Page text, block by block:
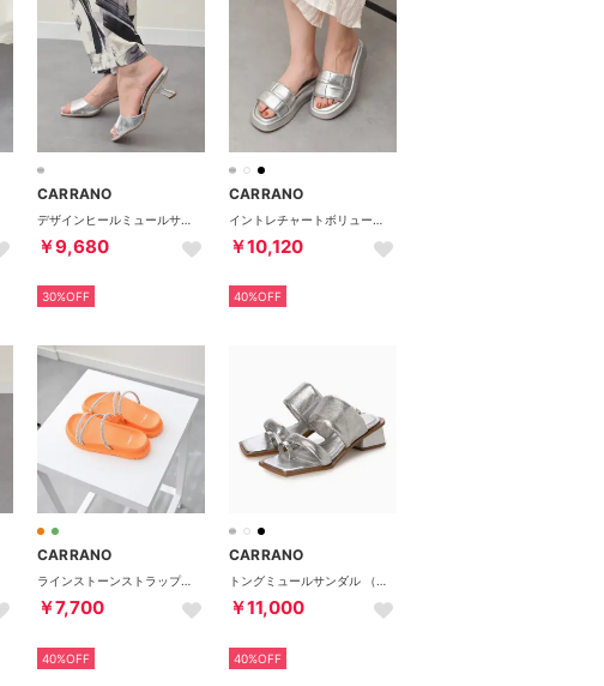
CARRANO
￥9,680
30%OFF
CARRANO
￥10,120
40%OFF
CARRANO
ラインストーンストラップサンダル （オレンジ）
￥7,700
40%OFF
CARRANO
￥11,000
40%OFF